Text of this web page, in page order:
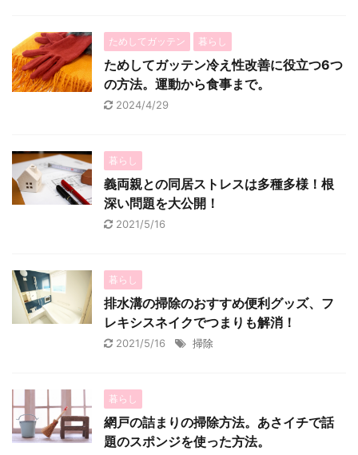
ためしてガッテン 暮らし
ためしてガッテン冷え性改善に役立つ6つ
の方法。運動から食事まで。
2024/4/29
暮らし
義両親との同居ストレスは多種多様！根
深い問題を大公開！
2021/5/16
暮らし
排水溝の掃除のおすすめ便利グッズ、フ
レキシスネイクでつまりも解消！
2021/5/16 掃除
暮らし
網戸の詰まりの掃除方法。あさイチで話
題のスポンジを使った方法。